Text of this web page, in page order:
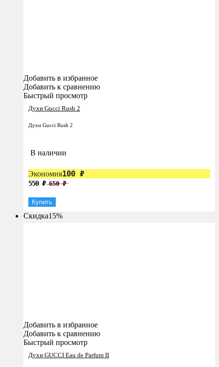
Добавить в избранное
Добавить к сравнению
Быстрый просмотр
Духи ​Gucci Rush 2
Духи ​Gucci Rush 2
В наличии
Экономия100 ₽
550 ₽ 650₽
Купить
Скидка15%
Добавить в избранное
Добавить к сравнению
Быстрый просмотр
Духи GUCCI Eau de Parfum II